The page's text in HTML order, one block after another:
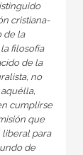
cristiana-
de la
filosofía
de la
no
cumplirse
que
para
de